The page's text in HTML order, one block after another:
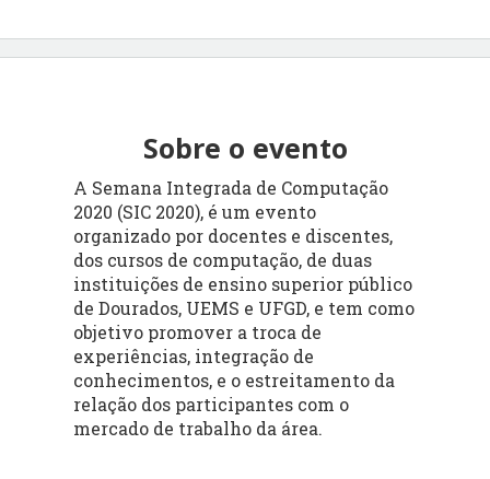
Sobre o evento
A Semana Integrada de Computação
2020 (SIC 2020), é um evento
organizado por docentes e discentes,
dos cursos de computação, de duas
instituições de ensino superior público
de Dourados, UEMS e UFGD, e tem como
objetivo promover a troca de
experiências, integração de
conhecimentos, e o estreitamento da
relação dos participantes com o
mercado de trabalho da área.